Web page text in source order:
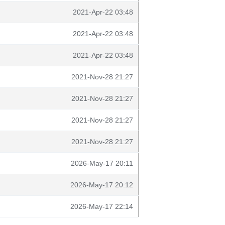
2021-Apr-22 03:48
2021-Apr-22 03:48
2021-Apr-22 03:48
2021-Nov-28 21:27
2021-Nov-28 21:27
2021-Nov-28 21:27
2021-Nov-28 21:27
2026-May-17 20:11
2026-May-17 20:12
2026-May-17 22:14